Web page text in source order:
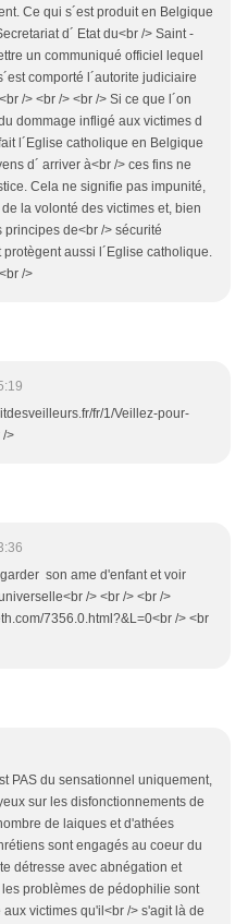
Ce qui s´est produit en Belgique
d´ Etat du<br /> Saint -
un communiqué officiel lequel
comporté l´autorite judiciaire
/> <br /> <br /> Si ce que l´on
dommage infligé aux victimes d
l´Eglise catholique en Belgique
d´ arriver à<br /> ces fins ne
Cela ne signifie pas impunité,
la volonté des victimes et, bien
de<br /> sécurité
aussi l´Eglise catholique.
/>
fr/1/Veillez-pour-
/>
son ame d'enfant et voir
/> <br /> <br />
7356.0.html?&L=0<br /> <br
PAS du sensationnel uniquement,
sur les disfonctionnements de
de laiques et d'athées
sont engagés au coeur du
détresse avec abnégation et
problèmes de pédophilie sont
victimes qu'il<br /> s'agit là de